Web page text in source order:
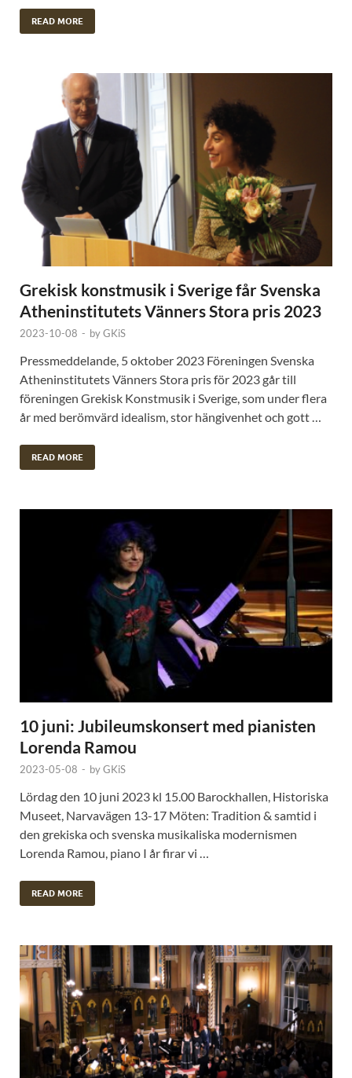
READ MORE
Grekisk konstmusik i Sverige får Svenska
Atheninstitutets Vänners Stora pris 2023
2023-10-08 - byGKiS
Pressmeddelande, 5 oktober 2023 Föreningen Svenska
Atheninstitutets Vänners Stora pris för 2023 går till
föreningen Grekisk Konstmusik i Sverige, som under flera
år med berömvärd idealism, stor hängivenhet och gott …
READ MORE
10 juni: Jubileumskonsert med pianisten
Lorenda Ramou
2023-05-08 - byGKiS
Lördag den 10 juni 2023 kl 15.00 Barockhallen, Historiska
Museet, Narvavägen 13-17 Möten: Tradition & samtid i
den grekiska och svenska musikaliska modernismen
Lorenda Ramou, piano I år firar vi …
READ MORE